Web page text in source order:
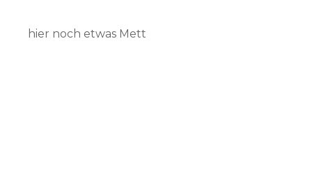
hier noch etwas Mett